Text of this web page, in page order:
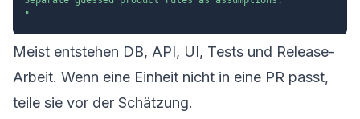
"
Meist entstehen DB, API, UI, Tests und Release-
Arbeit. Wenn eine Einheit nicht in eine PR passt,
teile sie vor der Schätzung.